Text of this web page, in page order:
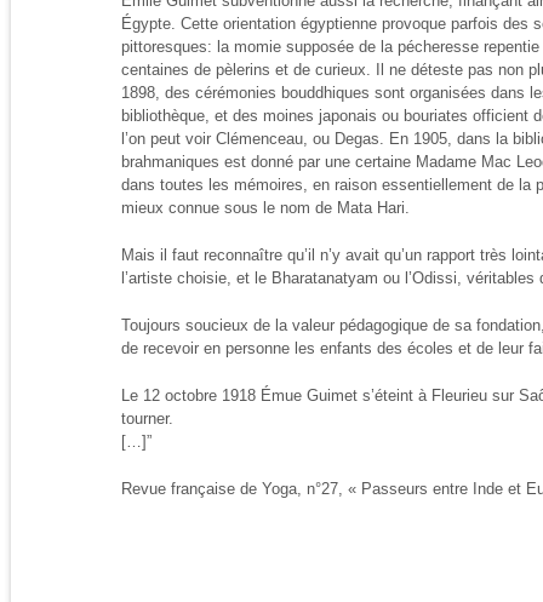
Égypte. Cette orientation égyptienne provoque parfois des
pittoresques: la momie supposée de la pécheresse
centaines de pèlerins et de curieux. Il ne déteste pas non
1898, des cérémonies bouddhiques sont organisées dans
bibliothèque, et des moines japonais ou bouriates officient
l’on peut voir Clémenceau, ou Degas. En 1905, dans la
brahmaniques est donné par une certaine Madame Mac
dans toutes les mémoires, en raison essentiellement de la
mieux connue sous le nom de Mata Hari.
Mais il faut reconnaître qu’il n’y avait qu’un rapport très
l’artiste choisie, et le Bharatanatyam ou l’Odissi, véritables
Toujours soucieux de la valeur pédagogique de sa
de recevoir en personne les enfants des écoles et de leur
Le 12 octobre 1918 Émue Guimet s’éteint à Fleurieu sur
tourner.
[…]”
Revue française de Yoga, n°27, « Passeurs entre Inde et